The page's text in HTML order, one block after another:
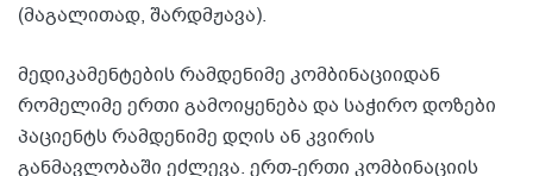
(მაგალითად, შარდმჟავა).
მედიკამენტების რამდენიმე კომბინაციიდან
რომელიმე ერთი გამოიყენება და საჭირო დოზები
პაციენტს რამდენიმე დღის ან კვირის
განმავლობაში ეძლევა. ერთ-ერთი კომბინაციის